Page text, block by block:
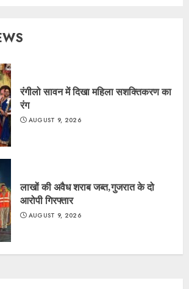
रंगीलो सावन में दिखा महिला सशक्तिकरण का
रंग
AUGUST 9, 2026
लाखों की अवैध शराब जब्त,गुजरात के दो
आरोपी गिरफ्तार
AUGUST 9, 2026